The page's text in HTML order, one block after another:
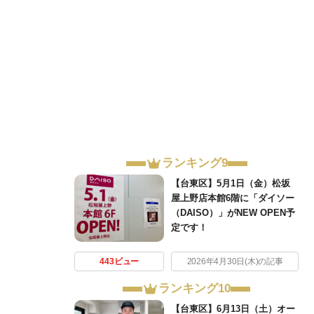
ランキング9
【台東区】5月1日（金）松坂
屋上野店本館6階に「ダイソー
（DAISO）」がNEW OPEN予
定です！
443ビュー 2026年4月30日(木)の記事
ランキング10
【台東区】6月13日（土）オー